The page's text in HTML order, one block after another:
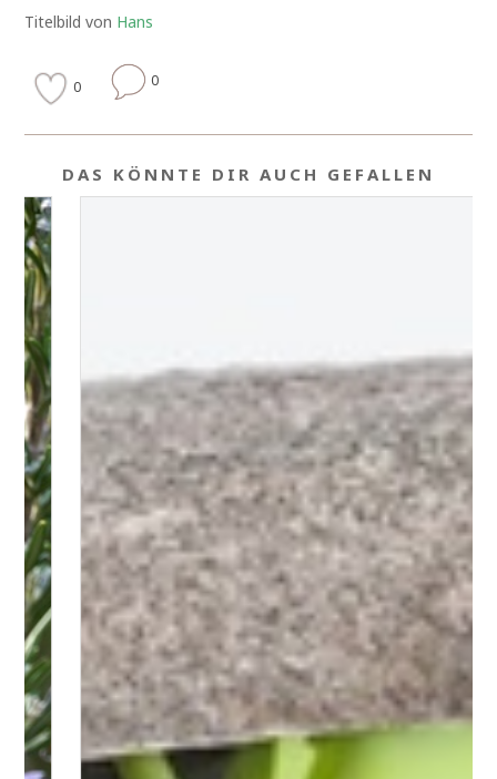
Titelbild von Hans
0 0
DAS KÖNNTE DIR AUCH GEFALLEN